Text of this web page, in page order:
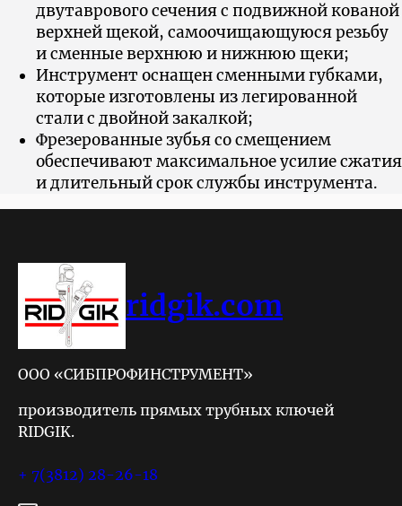
двутаврового сечения с подвижной кованой
верхней щекой, самоочищающуюся резьбу
и сменные верхнюю и нижнюю щеки;
Инструмент оснащен сменными губками,
которые изготовлены из легированной
стали с двойной закалкой;
Фрезерованные зубья со смещением
обеспечивают максимальное усилие сжатия
и длительный срок службы инструмента.
ridgik.com
ООО «СИБПРОФИНСТРУМЕНТ»
производитель прямых трубных ключей
RIDGIK.
+ 7(3812) 28-26-18